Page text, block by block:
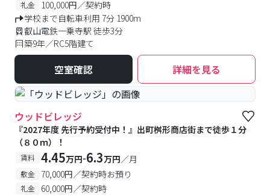
礼金
100,000円／契約時
学校まで自転車利用 7分 1900m
叡山電鉄一乗寺駅 徒歩3分
築9年／RC5階建て
空室確認 詳細を見る
ウッドビレッジ
『2027年度 先行予約受付中！』出町桝形商店街まで徒歩１分
（８０ｍ）！
賃料 4.45万円-6.3万円／月
敷金 70,000円／契約時お預り
礼金
60,000円／契約時